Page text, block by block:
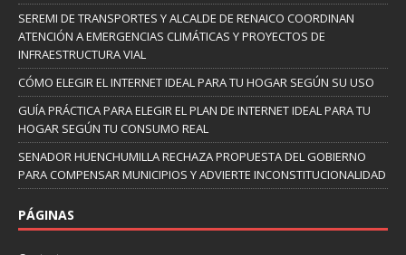
SEREMI DE TRANSPORTES Y ALCALDE DE RENAICO COORDINAN
ATENCIÓN A EMERGENCIAS CLIMÁTICAS Y PROYECTOS DE
INFRAESTRUCTURA VIAL
CÓMO ELEGIR EL INTERNET IDEAL PARA TU HOGAR SEGÚN SU USO
GUÍA PRÁCTICA PARA ELEGIR EL PLAN DE INTERNET IDEAL PARA TU
HOGAR SEGÚN TU CONSUMO REAL
SENADOR HUENCHUMILLA RECHAZA PROPUESTA DEL GOBIERNO
PARA COMPENSAR MUNICIPIOS Y ADVIERTE INCONSTITUCIONALIDAD
PÁGINAS